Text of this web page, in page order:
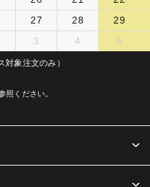
27 28
29
3 4 5
象注文のみ）
照ください。